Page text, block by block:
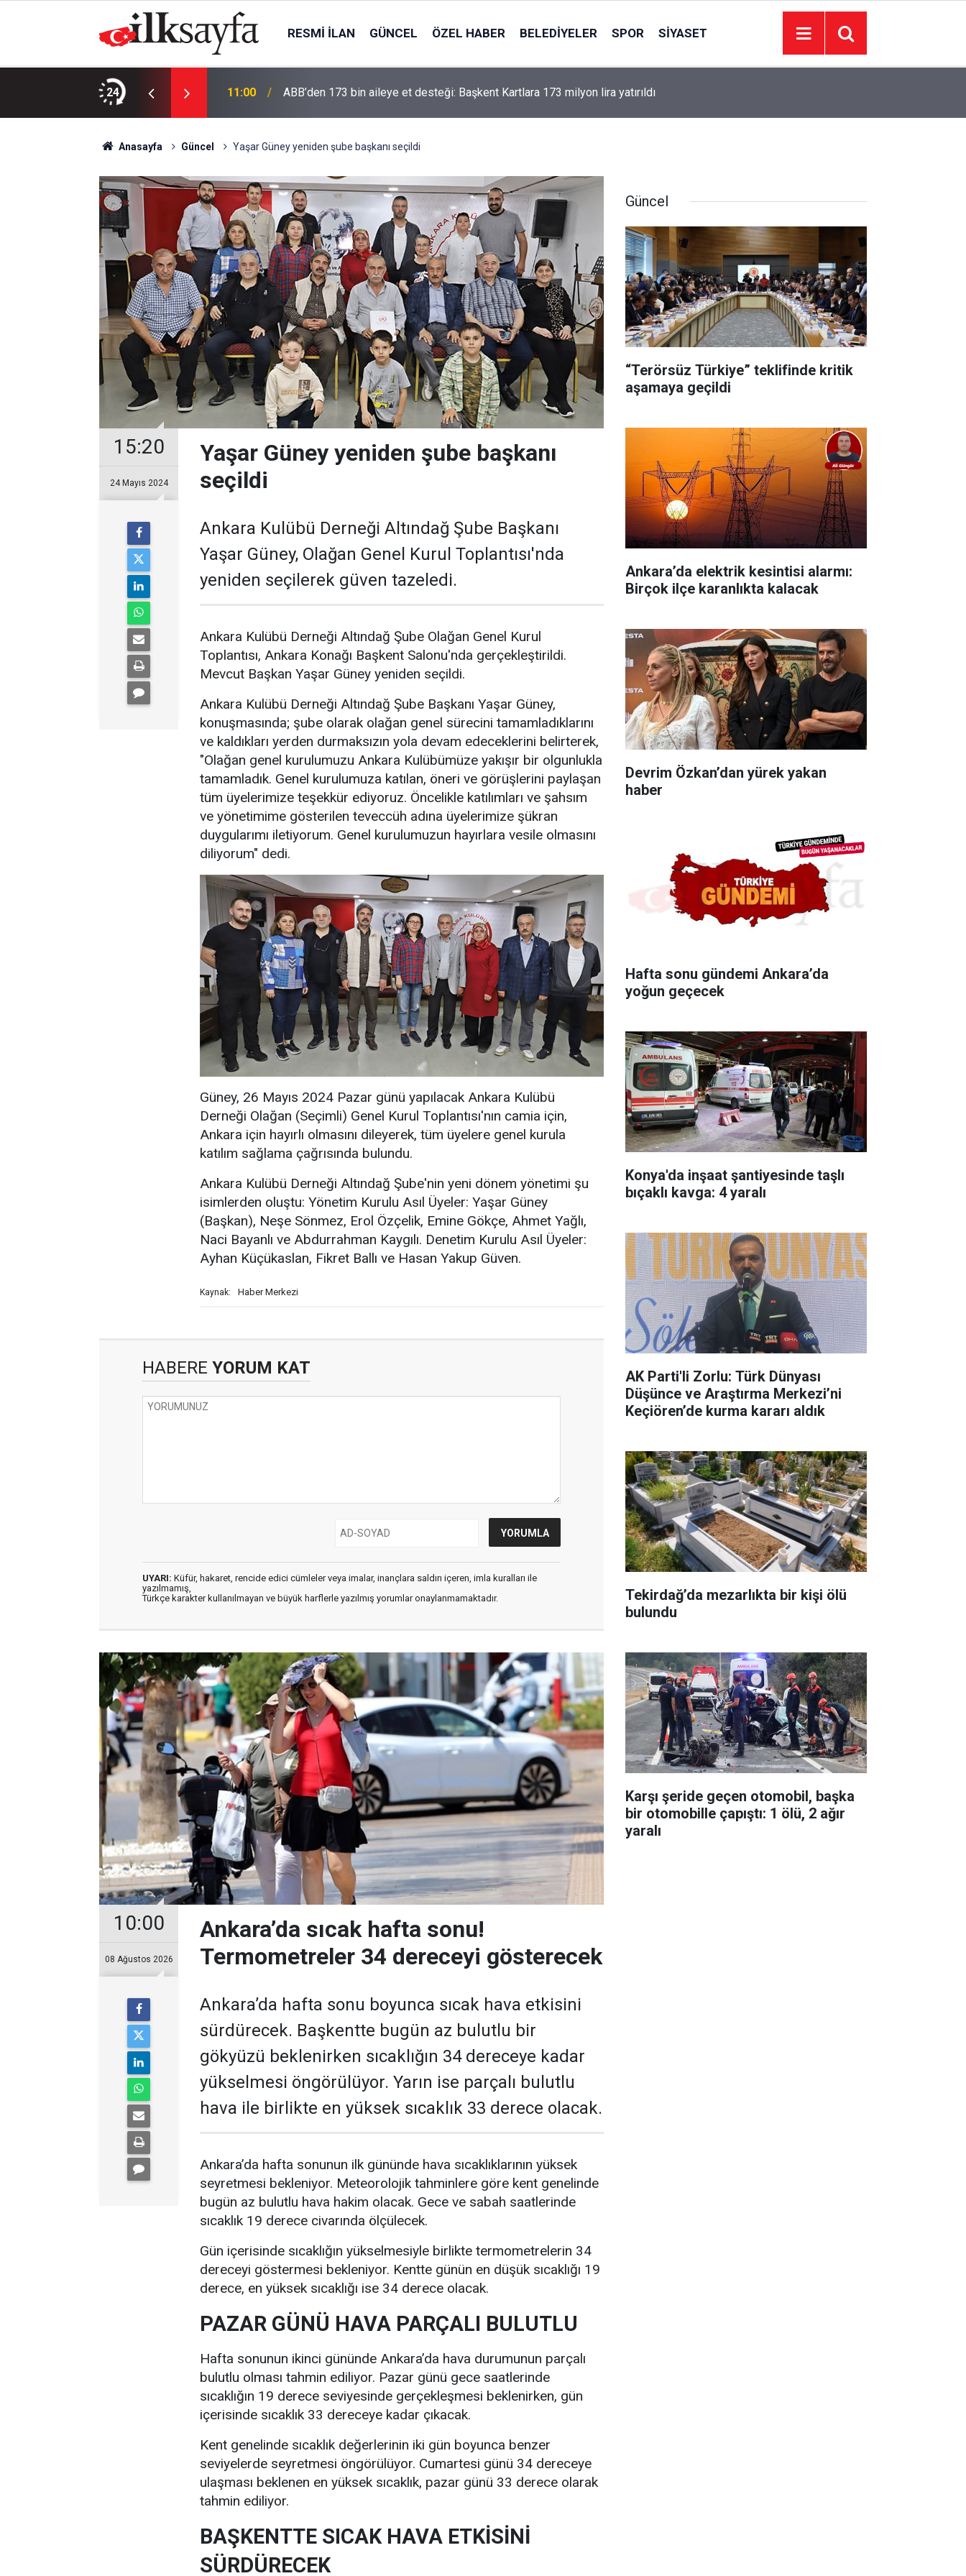
RESMI İLAN GÜNCEL ÖZEL HABER BELEDIYELER SPOR SIYASET
24
dört temel unsuru 11:00 ABB’den 173 bin aileye et desteği: Başkent Kartlara 173 milyon lira yatırıldı
Anasayfa Güncel Yaşar Güney yeniden şube başkanı seçildi
15:20
24 Mayıs 2024
Yaşar Güney yeniden şube başkanı
seçildi
Ankara Kulübü Derneği Altındağ Şube Başkanı
Yaşar Güney, Olağan Genel Kurul Toplantısı'nda
yeniden seçilerek güven tazeledi.
Ankara Kulübü Derneği Altındağ Şube Olağan Genel Kurul
Toplantısı, Ankara Konağı Başkent Salonu'nda gerçekleştirildi.
Mevcut Başkan Yaşar Güney yeniden seçildi.
Ankara Kulübü Derneği Altındağ Şube Başkanı Yaşar Güney,
konuşmasında; şube olarak olağan genel sürecini tamamladıklarını
ve kaldıkları yerden durmaksızın yola devam edeceklerini belirterek,
"Olağan genel kurulumuzu Ankara Kulübümüze yakışır bir olgunlukla
tamamladık. Genel kurulumuza katılan, öneri ve görüşlerini paylaşan
tüm üyelerimize teşekkür ediyoruz. Öncelikle katılımları ve şahsım
ve yönetimime gösterilen teveccüh adına üyelerimize şükran
duygularımı iletiyorum. Genel kurulumuzun hayırlara vesile olmasını
diliyorum" dedi.
Güney, 26 Mayıs 2024 Pazar günü yapılacak Ankara Kulübü
Derneği Olağan (Seçimli) Genel Kurul Toplantısı'nın camia için,
Ankara için hayırlı olmasını dileyerek, tüm üyelere genel kurula
katılım sağlama çağrısında bulundu.
Ankara Kulübü Derneği Altındağ Şube'nin yeni dönem yönetimi şu
isimlerden oluştu: Yönetim Kurulu Asıl Üyeler: Yaşar Güney
(Başkan), Neşe Sönmez, Erol Özçelik, Emine Gökçe, Ahmet Yağlı,
Naci Bayanlı ve Abdurrahman Kaygılı. Denetim Kurulu Asıl Üyeler:
Ayhan Küçükaslan, Fikret Ballı ve Hasan Yakup Güven.
Kaynak: Haber Merkezi
HABERE YORUM KAT
UYARI: Küfür, hakaret, rencide edici cümleler veya imalar, inançlara saldırı içeren, imla kuralları ile
yazılmamış,
Türkçe karakter kullanılmayan ve büyük harflerle yazılmış yorumlar onaylanmamaktadır.
10:00
08 Ağustos 2026
Ankara’da sıcak hafta sonu!
Termometreler 34 dereceyi gösterecek
Ankara’da hafta sonu boyunca sıcak hava etkisini
sürdürecek. Başkentte bugün az bulutlu bir
gökyüzü beklenirken sıcaklığın 34 dereceye kadar
yükselmesi öngörülüyor. Yarın ise parçalı bulutlu
hava ile birlikte en yüksek sıcaklık 33 derece olacak.
Ankara’da hafta sonunun ilk gününde hava sıcaklıklarının yüksek
seyretmesi bekleniyor. Meteorolojik tahminlere göre kent genelinde
bugün az bulutlu hava hakim olacak. Gece ve sabah saatlerinde
sıcaklık 19 derece civarında ölçülecek.
Gün içerisinde sıcaklığın yükselmesiyle birlikte termometrelerin 34
dereceyi göstermesi bekleniyor. Kentte günün en düşük sıcaklığı 19
derece, en yüksek sıcaklığı ise 34 derece olacak.
PAZAR GÜNÜ HAVA PARÇALI BULUTLU
Hafta sonunun ikinci gününde Ankara’da hava durumunun parçalı
bulutlu olması tahmin ediliyor. Pazar günü gece saatlerinde
sıcaklığın 19 derece seviyesinde gerçekleşmesi beklenirken, gün
içerisinde sıcaklık 33 dereceye kadar çıkacak.
Kent genelinde sıcaklık değerlerinin iki gün boyunca benzer
seviyelerde seyretmesi öngörülüyor. Cumartesi günü 34 dereceye
ulaşması beklenen en yüksek sıcaklık, pazar günü 33 derece olarak
tahmin ediliyor.
BAŞKENTTE SICAK HAVA ETKİSİNİ
SÜRDÜRECEK
Güncel
“Terörsüz Türkiye” teklifinde kritik
aşamaya geçildi
Ankara’da elektrik kesintisi alarmı:
Birçok ilçe karanlıkta kalacak
Devrim Özkan’dan yürek yakan
haber
Hafta sonu gündemi Ankara’da
yoğun geçecek
Konya'da inşaat şantiyesinde taşlı
bıçaklı kavga: 4 yaralı
AK Parti'li Zorlu: Türk Dünyası
Düşünce ve Araştırma Merkezi’ni
Keçiören’de kurma kararı aldık
Tekirdağ’da mezarlıkta bir kişi ölü
bulundu
Karşı şeride geçen otomobil, başka
bir otomobille çapıştı: 1 ölü, 2 ağır
yaralı